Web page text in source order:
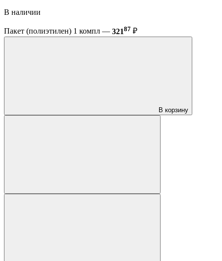
В наличии
Пакет (полиэтилен) 1 компл — 32187 ₽
В корзину